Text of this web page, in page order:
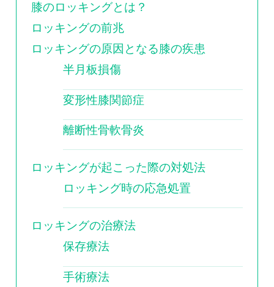
治療電話相談はこちら
0120-117-560
膝のロッキングとは？
ロッキングの前兆
ロッキングの原因となる膝の疾患
半月板損傷
変形性膝関節症
離断性骨軟骨炎
ロッキングが起こった際の対処法
ロッキング時の応急処置
ロッキングの治療法
保存療法
手術療法